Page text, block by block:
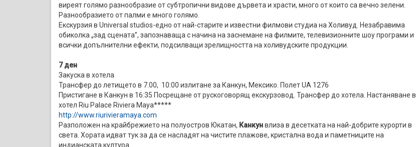
виреят голямо разнообразие от субтропични видове дървета и храсти, много от които са вечно зелени.
Разнообразието от палми е много голямо.
Екскурзия в Universal studios-едно от най-старите и известни филмови студиа на Холивуд. Незабравима
обиколка „зад сцената”, запознаваща с начина на заснемане на филмите, телевизионните шоу програми и
всички допълнителни ефекти, подсилващи зрелищността на холивудските продукции.
7 ден
Закуска в хотела
Трансфер до летището в 7.00, 10:00 излитане за Канкун, Мексико. Полет UA 1276
Пристигане в Канкун в 16:35 Посрещане от рускоговорящ екскурзовод. Трансфер до хотела. Настаняване в
хотел Riu Palace Riviera Maya*****
http://www.riurivieramaya.com
Разположен на крайбрежието на полуостров Юкатан, Канкунвлиза в десетката на най-добрите курорти в
света. Хората идват тук за да се насладят на чистите плажове, кристална вода и паметниците на
индианската култура.